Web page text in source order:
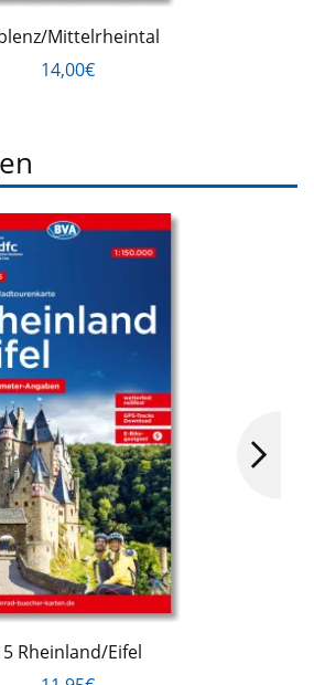
Mittelrheintal
14,00€
Rheinland/Eifel